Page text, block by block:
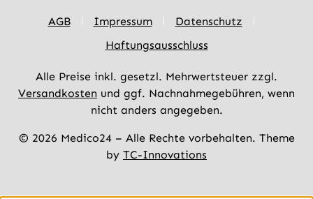
AGB Impressum
Datenschutz
Haftungsausschluss
Alle Preise inkl. gesetzl. Mehrwertsteuer zzgl.
Versandkosten und ggf. Nachnahmegebühren, wenn
nicht anders angegeben.
© 2026 Medico24 – Alle Rechte vorbehalten. Theme
by TC-Innovations